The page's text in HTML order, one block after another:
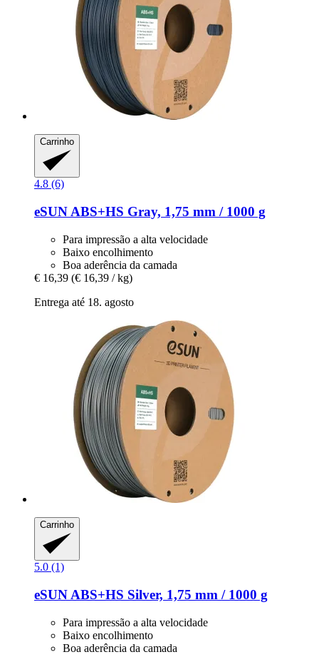
Carrinho
4.8 (6)
eSUN ABS+HS Gray, 1,75 mm / 1000 g
Para impressão a alta velocidade
Baixo encolhimento
Boa aderência da camada
€ 16,39 (€ 16,39 / kg)
Entrega até 18. agosto
Carrinho
5.0 (1)
eSUN ABS+HS Silver, 1,75 mm / 1000 g
Para impressão a alta velocidade
Baixo encolhimento
Boa aderência da camada